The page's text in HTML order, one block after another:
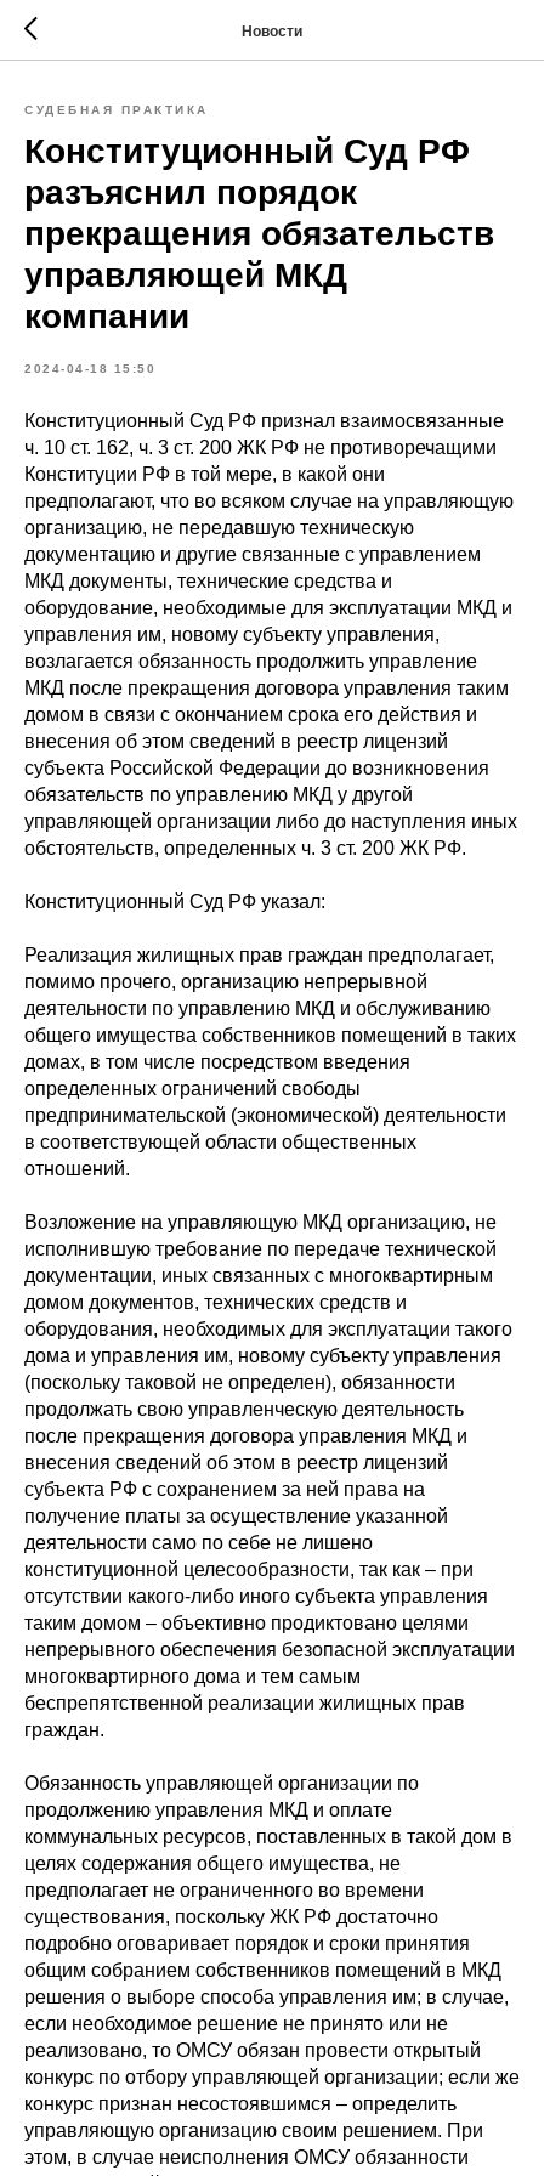
Новости
СУДЕБНАЯ ПРАКТИКА
Конституционный Суд РФ
разъяснил порядок
прекращения обязательств
управляющей МКД
компании
2024-04-18 15:50
Конституционный Суд РФ признал взаимосвязанные
ч. 10 ст. 162, ч. 3 ст. 200 ЖК РФ не противоречащими
Конституции РФ в той мере, в какой они
предполагают, что во всяком случае на управляющую
организацию, не передавшую техническую
документацию и другие связанные с управлением
МКД документы, технические средства и
оборудование, необходимые для эксплуатации МКД и
управления им, новому субъекту управления,
возлагается обязанность продолжить управление
МКД после прекращения договора управления таким
домом в связи с окончанием срока его действия и
внесения об этом сведений в реестр лицензий
субъекта Российской Федерации до возникновения
обязательств по управлению МКД у другой
управляющей организации либо до наступления иных
обстоятельств, определенных ч. 3 ст. 200 ЖК РФ.
Конституционный Суд РФ указал:
Реализация жилищных прав граждан предполагает,
помимо прочего, организацию непрерывной
деятельности по управлению МКД и обслуживанию
общего имущества собственников помещений в таких
домах, в том числе посредством введения
определенных ограничений свободы
предпринимательской (экономической) деятельности
в соответствующей области общественных
отношений.
Возложение на управляющую МКД организацию, не
исполнившую требование по передаче технической
документации, иных связанных с многоквартирным
домом документов, технических средств и
оборудования, необходимых для эксплуатации такого
дома и управления им, новому субъекту управления
(поскольку таковой не определен), обязанности
продолжать свою управленческую деятельность
после прекращения договора управления МКД и
внесения сведений об этом в реестр лицензий
субъекта РФ с сохранением за ней права на
получение платы за осуществление указанной
деятельности само по себе не лишено
конституционной целесообразности, так как – при
отсутствии какого-либо иного субъекта управления
таким домом – объективно продиктовано целями
непрерывного обеспечения безопасной эксплуатации
многоквартирного дома и тем самым
беспрепятственной реализации жилищных прав
граждан.
Обязанность управляющей организации по
продолжению управления МКД и оплате
коммунальных ресурсов, поставленных в такой дом в
целях содержания общего имущества, не
предполагает не ограниченного во времени
существования, поскольку ЖК РФ достаточно
подробно оговаривает порядок и сроки принятия
общим собранием собственников помещений в МКД
решения о выборе способа управления им; в случае,
если необходимое решение не принято или не
реализовано, то ОМСУ обязан провести открытый
конкурс по отбору управляющей организации; если же
конкурс признан несостоявшимся – определить
управляющую организацию своим решением. При
этом, в случае неисполнения ОМСУ обязанности